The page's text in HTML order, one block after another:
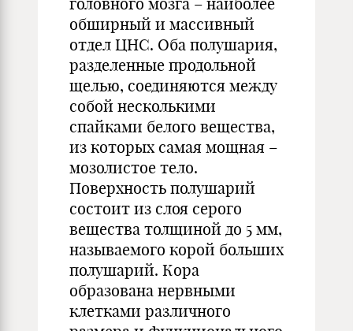
обширный и массивный
отдел ЦНС. Оба полушария,
разделенные продольной
щелью, соединяются между
собой несколькими
спайками белого вещества,
из которых самая мощная –
мозолистое тело.
Поверхность полушарий
состоит из слоя серого
вещества толщиной до 5 мм,
называемого корой больших
полушарий. Кора
образована нервными
клетками различного